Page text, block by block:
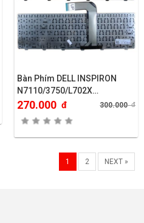
Bàn Phím DELL INSPIRON
N7110/3750/L702X…
270.000 đ 300.000đ
1 2 NEXT »